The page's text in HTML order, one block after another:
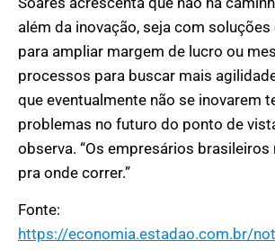
além da inovação, seja com
para ampliar margem de lucro ou
processos para buscar mais
que eventualmente não se inovarem
problemas no futuro do ponto de
observa. “Os empresários
pra onde correr.”
Fonte:
https://economia.estadao.com.br/